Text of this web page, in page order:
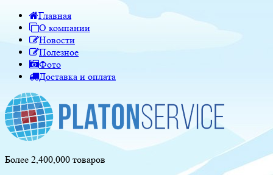
Главная
О компании
Новости
Полезное
Фото
Доставка и оплата
Более 2,400,000 товаров